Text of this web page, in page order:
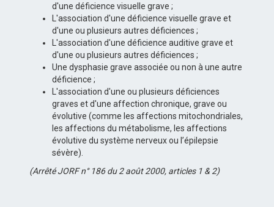
d'une déficience visuelle grave ;
L'association d'une déficience visuelle grave et
d'une ou plusieurs autres déficiences ;
L'association d'une déficience auditive grave et
d'une ou plusieurs autres déficiences ;
Une dysphasie grave associée ou non à une autre
déficience ;
L'association d'une ou plusieurs déficiences
graves et d'une affection chronique, grave ou
évolutive (comme les affections mitochondriales,
les affections du métabolisme, les affections
évolutive du système nerveux ou l’épilepsie
sévère).
(Arrêté JORF n° 186 du 2 août 2000, articles 1 & 2)